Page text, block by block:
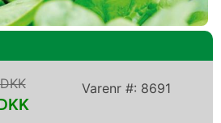
Varenr #: 8691